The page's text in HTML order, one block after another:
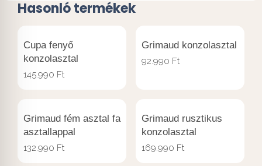
Hasonló termékek
Cupa fenyő
konzolasztal
145.990 Ft
Grimaud konzolasztal
92.990 Ft
Grimaud fém asztal fa
asztallappal
132.990 Ft
Grimaud rusztikus
konzolasztal
169.990 Ft